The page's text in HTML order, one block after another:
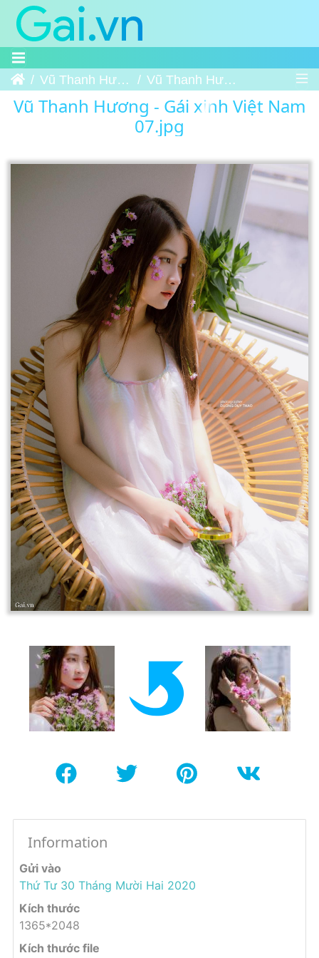
Trang chủVũ Thanh Hương - Gái xinh Việt Nam Vũ Thanh Hương - Gái xinh Việt Nam 07
Vũ Thanh Hương - Gái xinh Việt Nam
07.jpg
Information
Gửi vào
Thứ Tư 30 Tháng Mười Hai 2020
Kích thước
1365*2048
Kích thước file